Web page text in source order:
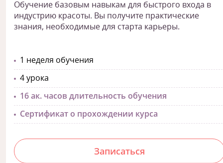
Обучение базовым навыкам для быстрого входа в
индустрию красоты. Вы получите практические
знания, необходимые для старта карьеры.
1 неделя обучения
4 урока
16 ак. часов длительность обучения
Сертификат о прохождении курса
Записаться